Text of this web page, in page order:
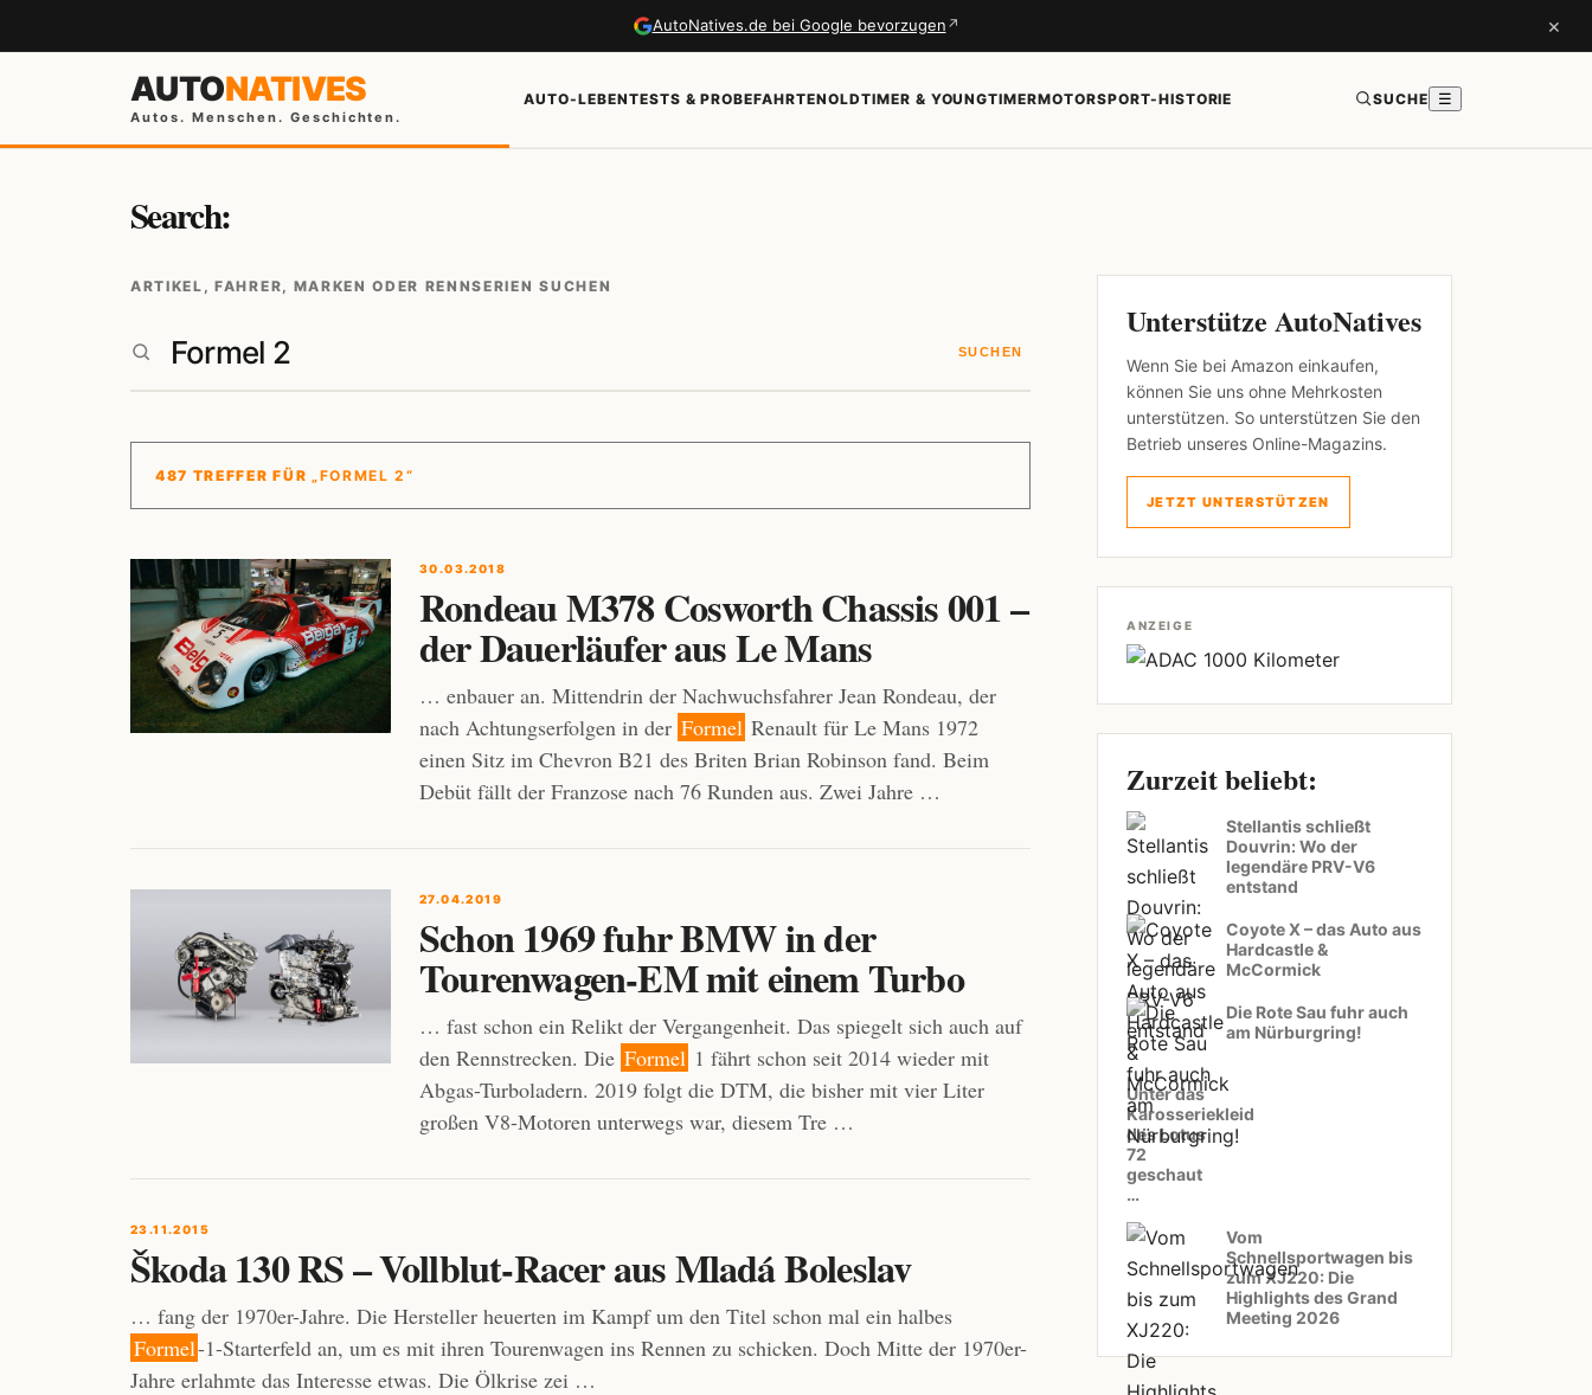
AutoNatives.de bei Google bevorzugen ↗ ×
AUTONATIVES
Autos. Menschen. Geschichten.
AUTO-LEBENTESTS & PROBEFAHRTENOLDTIMER & YOUNGTIMERMOTORSPORT-HISTORIE SUCHE ☰
Search:
ARTIKEL, FAHRER, MARKEN ODER RENNSERIEN SUCHEN
SUCHEN
487 TREFFER FÜR „FORMEL 2“
30.03.2018
Rondeau M378 Cosworth Chassis 001 –
der Dauerläufer aus Le Mans
… enbauer an. Mittendrin der Nachwuchsfahrer Jean Rondeau, der
nach Achtungserfolgen in der Formel Renault für Le Mans 1972
einen Sitz im Chevron B21 des Briten Brian Robinson fand. Beim
Debüt fällt der Franzose nach 76 Runden aus. Zwei Jahre …
27.04.2019
Schon 1969 fuhr BMW in der
Tourenwagen-EM mit einem Turbo
… fast schon ein Relikt der Vergangenheit. Das spiegelt sich auch auf
den Rennstrecken. Die Formel 1 fährt schon seit 2014 wieder mit
Abgas-Turboladern. 2019 folgt die DTM, die bisher mit vier Liter
großen V8-Motoren unterwegs war, diesem Tre …
23.11.2015
Škoda 130 RS – Vollblut-Racer aus Mladá Boleslav
… fang der 1970er-Jahre. Die Hersteller heuerten im Kampf um den Titel schon mal ein halbes
Formel-1-Starterfeld an, um es mit ihren Tourenwagen ins Rennen zu schicken. Doch Mitte der 1970er-
Jahre erlahmte das Interesse etwas. Die Ölkrise zei …
Unterstütze AutoNatives
Wenn Sie bei Amazon einkaufen,
können Sie uns ohne Mehrkosten
unterstützen. So unterstützen Sie den
Betrieb unseres Online-Magazins.
JETZT UNTERSTÜTZEN
ANZEIGE
Zurzeit beliebt:
Stellantis schließt
Douvrin: Wo der
legendäre PRV-V6
entstand
Coyote X – das Auto aus
Hardcastle &
McCormick
Die Rote Sau fuhr auch
am Nürburgring!
Unter das
Karosseriekleid
des Lotus
72
geschaut
…
Vom
Schnellsportwagen bis
zum XJ220: Die
Highlights des Grand
Meeting 2026